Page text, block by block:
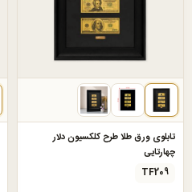
تابلوی ورق طلا طرح کلکسیون دلار
چهارتایی
TF209